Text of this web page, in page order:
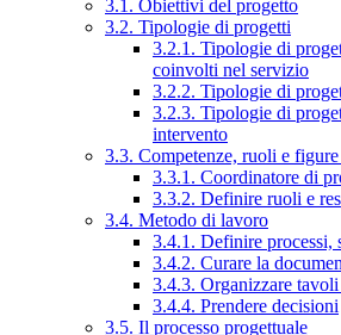
3.1. Obiettivi del progetto
3.2. Tipologie di progetti
3.2.1. Tipologie di
coinvolti nel servizio
3.2.2. Tipologie di
3.2.3. Tipologie di
intervento
3.3. Competenze, ruoli e
3.3.1. Coordinatore di
3.3.2. Definire ruoli e
3.4. Metodo di lavoro
3.4.1. Definire processi,
3.4.2. Curare la
3.4.3. Organizzare
3.4.4. Prendere decisioni
3.5. Il processo progettuale